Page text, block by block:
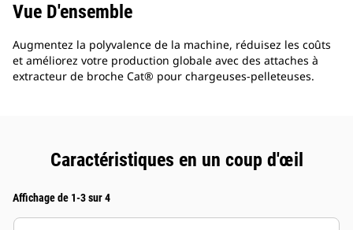
Vue D'ensemble
Augmentez la polyvalence de la machine, réduisez les coûts
et améliorez votre production globale avec des attaches à
extracteur de broche Cat® pour chargeuses-pelleteuses.
Caractéristiques en un coup d'œil
Affichage de 1-3 sur 4